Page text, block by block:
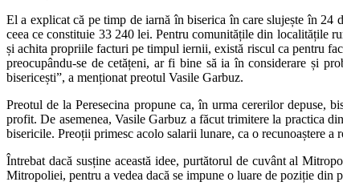
El a explicat că pe timp de iarnă în biserica în care slujește în 24
ceea ce constituie 33 240 lei. Pentru comunitățile din localitățile
și achita propriile facturi pe timpul iernii, există riscul ca pentru
preocupându-se de cetățeni, ar fi bine să ia în considerare și
bisericești”, a menționat preotul Vasile Garbuz.
Preotul de la Peresecina propune ca, în urma cererilor depuse,
profit. De asemenea, Vasile Garbuz a făcut trimitere la practica
bisericile. Preoții primesc acolo salarii lunare, ca o recunoaștere
Întrebat dacă susține această idee, purtătorul de cuvânt al
Mitropoliei, pentru a vedea dacă se impune o luare de poziție din